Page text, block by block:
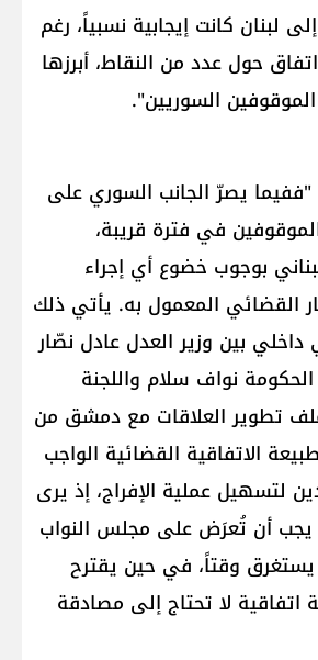
لبنان كانت إيجابية نسبياً، رغم
حول عدد من النقاط، أبرزها
السوريين".
يصرّ الجانب السوري على
في فترة قريبة،
بوجوب خضوع أي إجراء
القضائي المعمول به. يأتي ذلك
داخلي بين وزير العدل عادل نصّار
نواف سلام واللجنة
تطوير العلاقات مع دمشق من
الاتفاقية القضائية الواجب
لتسهيل عملية الإفراج، إذ يرى
يجب أن تُعرَض على مجلس النواب
يستغرق وقتاً، في حين يقترح
اتفاقية لا تحتاج إلى مصادقة